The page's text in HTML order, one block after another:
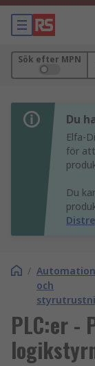
Sök efter MPN
Du
Elfa-
för
Du
/ Automation
och
PLC:er -